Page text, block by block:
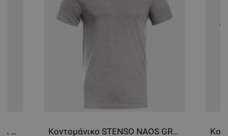
Κοντομάνικη μπλούζα VELILLA GREY/GREEN Κοντομάνικο STENSO NAOS GRAY MELANGE